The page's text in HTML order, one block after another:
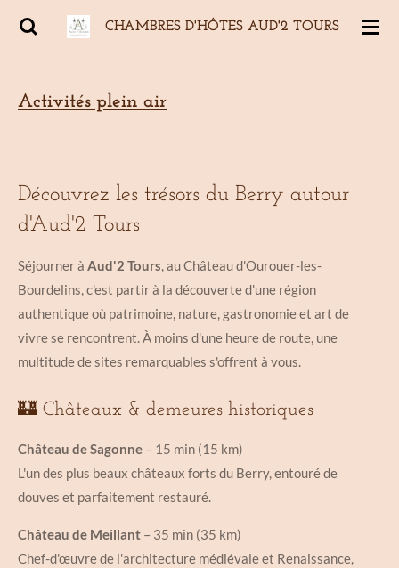
Passer
principal
CHAMBRES D'HÔTES AUD'2 TOURS
Activités plein air
Découvrez les trésors du Berry autour
d'Aud'2 Tours
Séjourner à Aud'2 Tours, au Château d'Ourouer-les-
Bourdelins, c'est partir à la découverte d'une région
authentique où patrimoine, nature, gastronomie et art de
vivre se rencontrent. À moins d'une heure de route, une
multitude de sites remarquables s'offrent à vous.
🏰 Châteaux & demeures historiques
Château de Sagonne – 15 min (15 km)
L'un des plus beaux châteaux forts du Berry, entouré de
douves et parfaitement restauré.
Château de Meillant – 35 min (35 km)
Chef-d'œuvre de l'architecture médiévale et Renaissance,